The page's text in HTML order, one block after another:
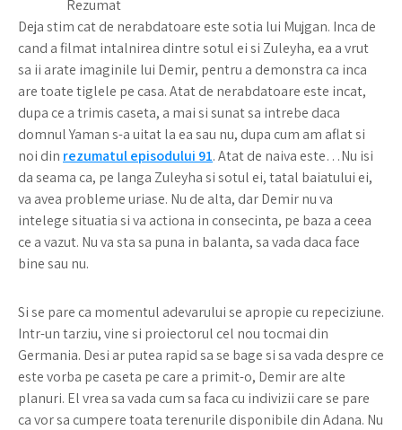
Rezumat
Deja stim cat de nerabdatoare este sotia lui Mujgan. Inca de
cand a filmat intalnirea dintre sotul ei si Zuleyha, ea a vrut
sa ii arate imaginile lui Demir, pentru a demonstra ca inca
are toate tiglele pe casa. Atat de nerabdatoare este incat,
dupa ce a trimis caseta, a mai si sunat sa intrebe daca
domnul Yaman s-a uitat la ea sau nu, dupa cum am aflat si
noi din rezumatul episodului 91. Atat de naiva este…Nu isi
da seama ca, pe langa Zuleyha si sotul ei, tatal baiatului ei,
va avea probleme uriase. Nu de alta, dar Demir nu va
intelege situatia si va actiona in consecinta, pe baza a ceea
ce a vazut. Nu va sta sa puna in balanta, sa vada daca face
bine sau nu.
Si se pare ca momentul adevarului se apropie cu repeciziune.
Intr-un tarziu, vine si proiectorul cel nou tocmai din
Germania. Desi ar putea rapid sa se bage si sa vada despre ce
este vorba pe caseta pe care a primit-o, Demir are alte
planuri. El vrea sa vada cum sa faca cu indivizii care se pare
ca vor sa cumpere toata terenurile disponibile din Adana. Nu